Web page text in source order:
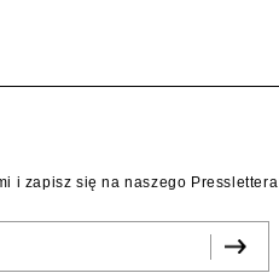
i zapisz się na naszego Presslettera